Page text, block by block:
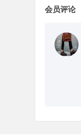
d
会员评论